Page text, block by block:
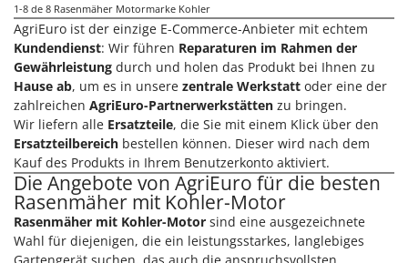
N
New O.M.R.A.
Nilfisk
Ninja
Novatec
Novital
NuAir
NuovaFac
O
Officine Savioli
1-8 de 8 Rasenmäher Motormarke Kohler
AgriEuro ist der einzige E-Commerce-Anbieter mit echtem
Kundendienst: Wir führen Reparaturen im Rahmen der
Gewährleistung durch und holen das Produkt bei Ihnen zu
Hause ab, um es in unsere zentrale Werkstatt oder eine der
zahlreichen AgriEuro-Partnerwerkstätten zu bringen.
Wir liefern alle Ersatzteile, die Sie mit einem Klick über den
Ersatzteilbereich bestellen können. Dieser wird nach dem
Kauf des Produkts in Ihrem Benutzerkonto aktiviert.
Die Angebote von AgriEuro für die besten
Rasenmäher mit Kohler-Motor
Rasenmäher mit Kohler-Motor sind eine ausgezeichnete
Wahl für diejenigen, die ein leistungsstarkes, langlebiges